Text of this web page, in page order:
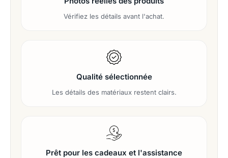
Vérifiez les détails avant l'achat.
Qualité sélectionnée
Les détails des matériaux restent clairs.
Prêt pour les cadeaux et l'assistance